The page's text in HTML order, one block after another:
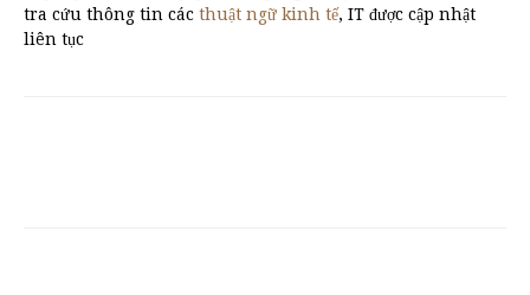
tra cứu thông tin các thuật ngữ kinh tế, IT được cập nhật
liên tục